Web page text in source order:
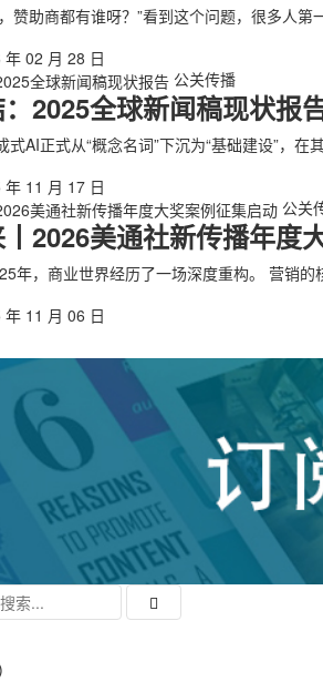
赞助商都有谁呀？”看到这个问题，很多人
年 02 月 28 日
公关传播
2025全球新闻稿现状报
式AI正式从“概念名词”下沉为“基础建设”，
年 11 月 17 日
公关
2026美通社新传播年度
年，商业世界经历了一场深度重构。 营销的
年 11 月 06 日